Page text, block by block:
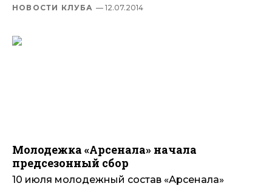
НОВОСТИ КЛУБА — 12.07.2014
Молодежка «Арсенала» начала
предсезонный сбор
10 июля молодежный состав «Арсенала»